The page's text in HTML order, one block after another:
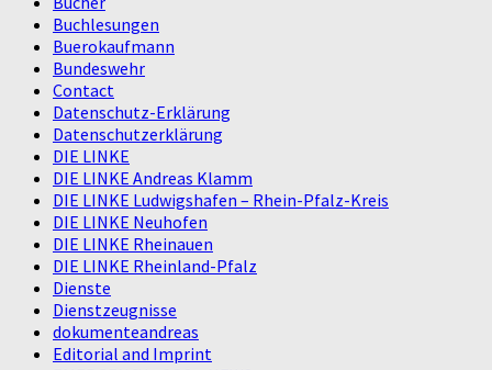
Buchlesungen
Buerokaufmann
Bundeswehr
Contact
Datenschutz-Erklärung
Datenschutzerklärung
DIE LINKE
DIE LINKE Andreas Klamm
DIE LINKE Ludwigshafen – Rhein-Pfalz-Kreis
DIE LINKE Neuhofen
DIE LINKE Rheinauen
DIE LINKE Rheinland-Pfalz
Dienste
Dienstzeugnisse
dokumenteandreas
Editorial and Imprint